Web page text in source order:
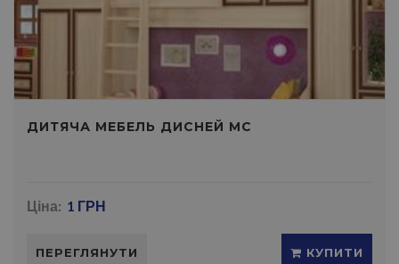
ДИТЯЧА МЕБЕЛЬ ДИСНЕЙ МС
Ціна: 1 ГРН
ПЕРЕГЛЯНУТИ КУПИТИ